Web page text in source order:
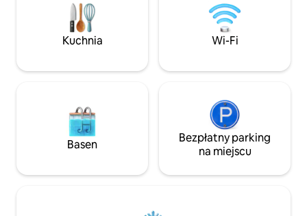
Jazeera Al Reef, Muda Mall i The
Avenues Mall. Z niecierpliwością
czekamy na Twoje powitanie i sprawimy,
że Twój pobyt będzie niezapomnianym
możemy wymagać dowodu tożsamości
Reef, Muda Mall i
Z niecierpliwością
powitanie i
będzie
wymagać
Kuchnia Wi-Fi
Basen
Bezpłatny parking
na miejscu